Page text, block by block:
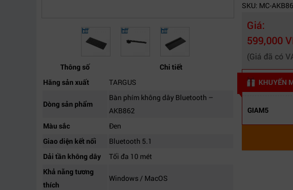
Thông số
Chi tiết
Hãng sản xuất
TARGUS
Dòng sản phẩm
Bàn phím không dây Bluetooth –
AKB862
Màu sắc
Đen
Giao diện kết nối
Bluetooth 5.1
Dải tần không dây
Tối đa 10 mét
Khả năng tương
thích
Windows / MacOS
SKU: MC-
Giá:
599,000
(Giá đã có
KHUYẾN
GIAM5